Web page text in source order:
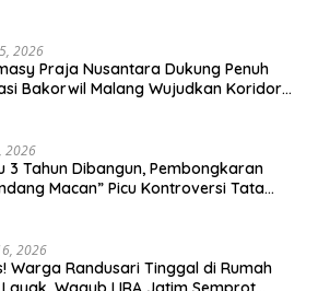
2026
Praja Nusantara Dukung Penuh
Bakorwil Malang Wujudkan Koridor
2026
3 Tahun Dibangun, Pembongkaran
Macan” Picu Kontroversi Tata
2026
Warga Randusari Tinggal di Rumah